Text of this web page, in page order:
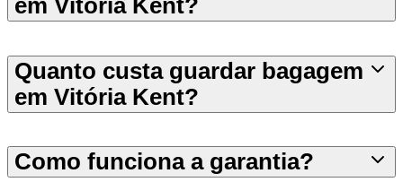
em Vitória Kent?
Quanto custa guardar bagagem
em Vitória Kent?
Como funciona a garantia?